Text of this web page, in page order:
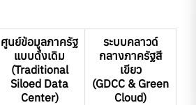
ศูนย์ข้อมูลภาครัฐ
แบบดั้งเดิม
(Traditional
Siloed Data
Center)
ระบบคลาวด์
กลางภาครัฐสี
เขียว
(GDCC & Green
Cloud)